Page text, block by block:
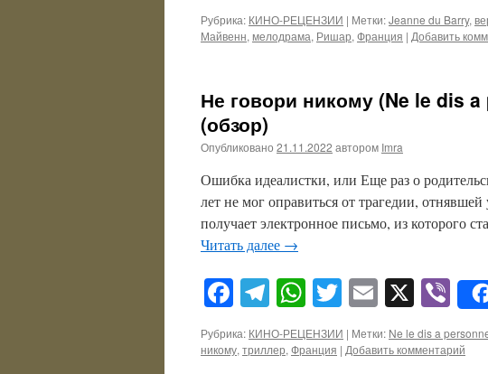
Рубрика: КИНО-РЕЦЕНЗИИ | Метки:Jeanne du Barry,
Майвенн, мелодрама, Ришар, Франция | Добавить
Не говори никому (Ne le dis
(обзор)
Опубликовано 21.11.2022 автором Imra
Ошибка идеалистки, или Еще раз о
лет не мог оправиться от трагедии,
получает электронное письмо, из которого
Читать далее →
Facebook
Telegram
WhatsApp
Twitter
Email
X
Рубрика: КИНО-РЕЦЕНЗИИ | Метки: Ne le dis a
никому, триллер, Франция | Добавить комментарий